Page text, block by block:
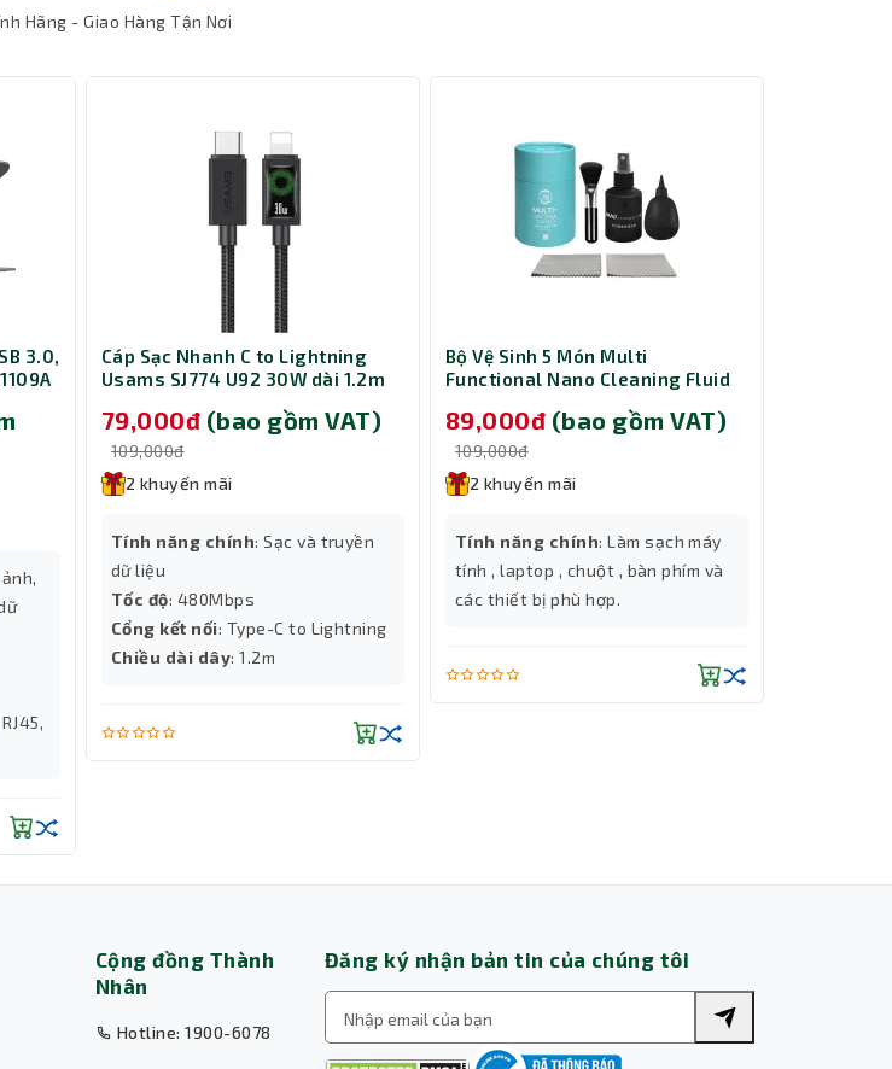
Hãng - Giao Hàng Tận Nơi
3.0,
Cáp Sạc Nhanh C to Lightning
Usams SJ774 U92 30W dài 1.2m
79,000đ (bao gồm VAT)
109,000đ
2 khuyến mãi
Tính năng chính: Sạc và truyền
dữ liệu
Tốc độ: 480Mbps
Cổng kết nối: Type-C to Lightning
Chiều dài dây: 1.2m
Bộ Vệ Sinh 5 Món Multi
Functional Nano Cleaning Fluid
89,000đ (bao gồm VAT)
109,000đ
2 khuyến mãi
Tính năng chính: Làm sạch máy
tính , laptop , chuột , bàn phím và
các thiết bị phù hợp.
Cộng đồng Thành
Nhân
Hotline: 1900-6078
Đăng ký nhận bản tin của chúng tôi
Thành Nhân TNC